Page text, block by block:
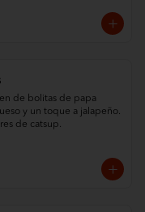
de bolitas de papa
y un toque a jalapeño.
de catsup.